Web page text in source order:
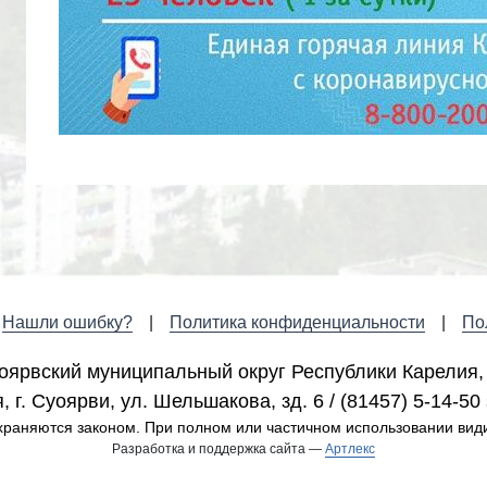
Нашли ошибку? Политика конфиденциальности
муниципальный округ Республики
г. Cуоярви, ул. Шельшакова, зд. 6 / (81457) 5-14-
законом. При полном или частичном использовании
Разработка и поддержка сайта — Артлекс